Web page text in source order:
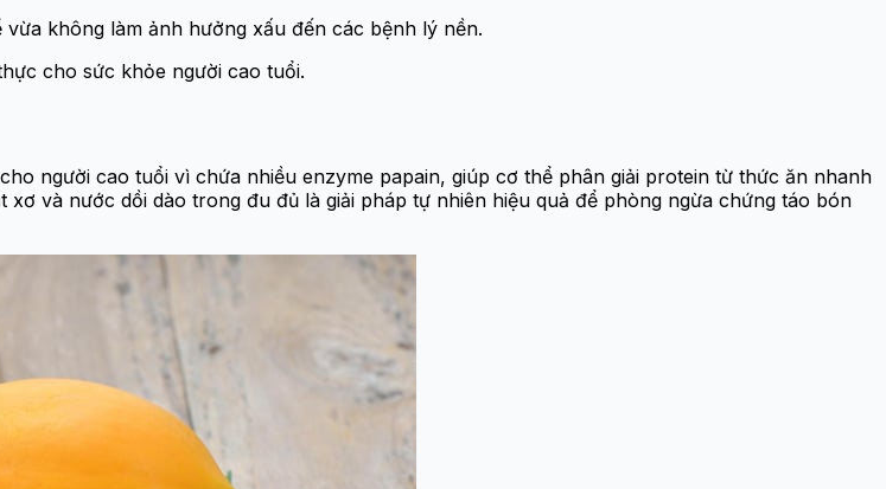
không làm ảnh hưởng xấu đến các bệnh lý nền.
cho sức khỏe người cao tuổi.
người cao tuổi vì chứa nhiều enzyme papain, giúp cơ thể phân giải protein từ thức ăn nhanh
và nước dồi dào trong đu đủ là giải pháp tự nhiên hiệu quả để phòng ngừa chứng táo bón